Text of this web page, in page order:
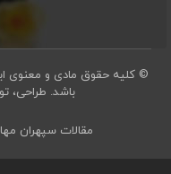
© کلیه حقوق مادی و معنوی
باشد. طراحی،
مقالات سپهران